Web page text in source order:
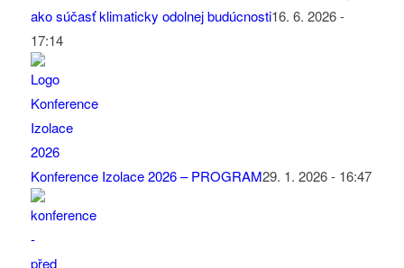
ako súčasť klimaticky odolnej budúcnosti16. 6. 2026 -
17:14
Konference Izolace 2026 – PROGRAM29. 1. 2026 - 16:47